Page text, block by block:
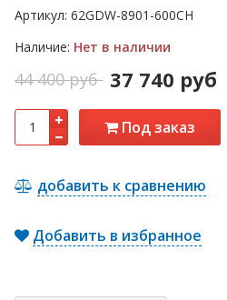
Артикул: 62GDW-8901-600CH
Наличие: Нет в наличии
44 400 руб 37 740 руб
Под заказ
добавить к сравнению
Добавить в избранное